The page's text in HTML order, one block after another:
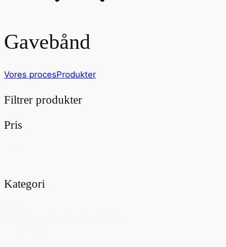
Gavebånd
Vores procesProdukter
Filtrer produkter
Pris
Kategori